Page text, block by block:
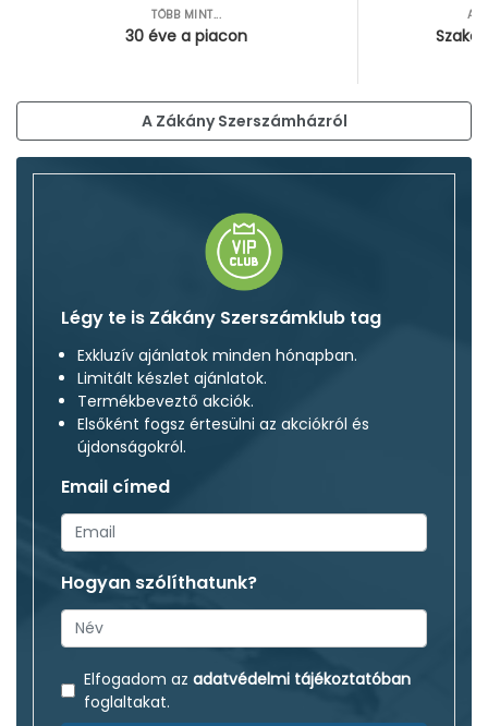
TÖBB MINT...
30 éve a piacon
A Zákány Szerszámházról
Légy te is Zákány Szerszámklub tag
Exkluzív ajánlatok minden hónapban.
Limitált készlet ajánlatok.
Termékbeveztő akciók.
Elsőként fogsz értesülni az akciókról és
újdonságokról.
Email címed
Hogyan szólíthatunk?
Elfogadom az adatvédelmi tájékoztatóban
foglaltakat.